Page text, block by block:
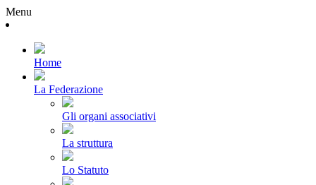
Menu
Home
La Federazione
Gli organi associativi
La struttura
Lo Statuto